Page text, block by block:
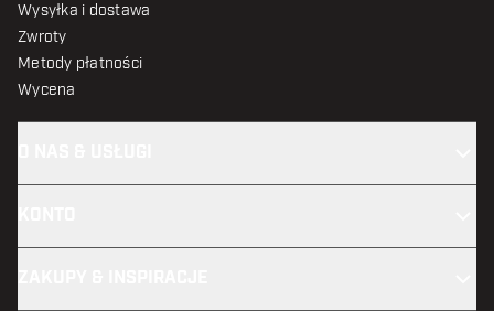
Wysyłka i dostawa
Zwroty
Metody płatności
Wycena